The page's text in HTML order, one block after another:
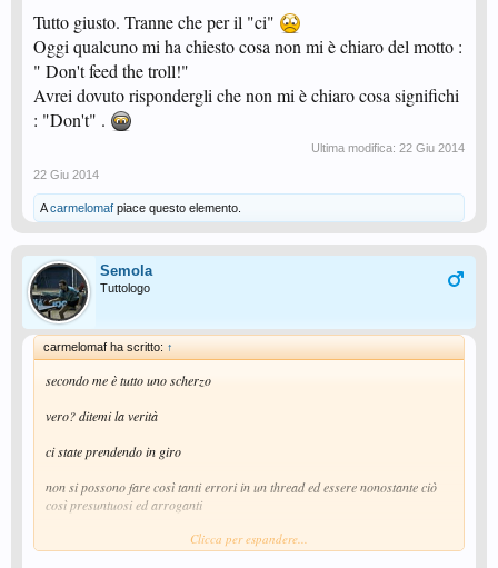
cmq bello scherzo veramente, ci son cascato come un *****
Tutto giusto. Tranne che per il "ci"
Oggi qualcuno mi ha chiesto cosa non mi è chiaro del motto :
" Don't feed the troll!"
Avrei dovuto rispondergli che non mi è chiaro cosa significhi
: "Don't" .
Ultima modifica: 22 Giu 2014
22 Giu 2014
Acarmelomaf piace questo elemento.
Semola
Tuttologo
carmelomaf ha scritto: ↑
secondo me è tutto uno scherzo
vero? ditemi la verità
ci state prendendo in giro
non si possono fare così tanti errori in un thread ed essere nonostante ciò
così presuntuosi ed arroganti
t'anno, squola, ingegniere, sorbiscie, ecc...
Clicca per espandere...